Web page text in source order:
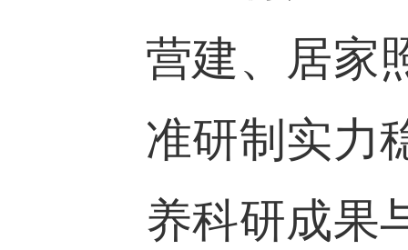
营建、居家
准研制实力
养科研成果